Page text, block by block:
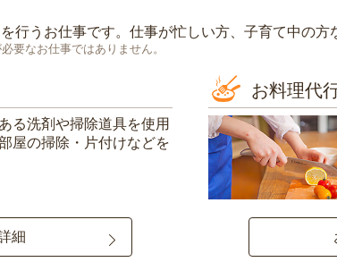
を行うお仕事です。仕事が忙しい方、子育て中の方
要なお仕事ではありません。
る洗剤や掃除道具を使用
屋の掃除・片付けなどを
細
お料理代